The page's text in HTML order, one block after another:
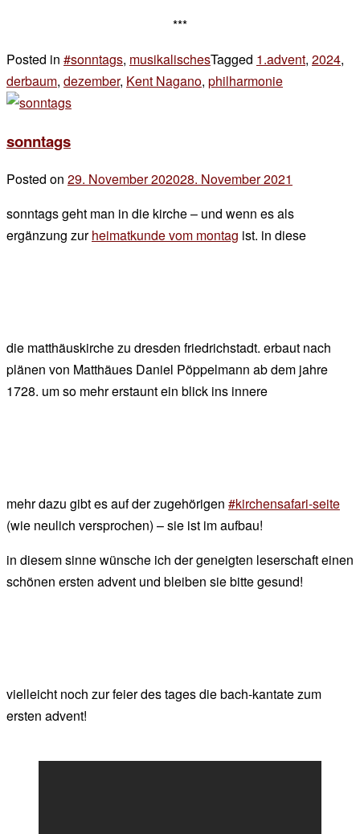
***
Posted in #sonntags, musikalischesTagged 1.advent, 2024,
derbaum, dezember, Kent Nagano, philharmonie
erster
advent
ist
sonntags
Posted on 29. November 202028. November 2021
chef
sonntags geht man in die kirche – und wenn es als
ergänzung zurheimatkunde vom montag ist. in diese
die matthäuskirche zu dresden friedrichstadt. erbaut nach
plänen von Matthäues Daniel Pöppelmann ab dem jahre
1728. um so mehr erstaunt ein blick ins innere
mehr dazu gibt es auf der zugehörigen #kirchensafari-seite
(wie neulich versprochen) – sie ist im aufbau!
in diesem sinne wünsche ich der geneigten leserschaft einen
schönen ersten advent und bleiben sie bitte gesund!
vielleicht noch zur feier des tages die bach-kantate zum
ersten advent!